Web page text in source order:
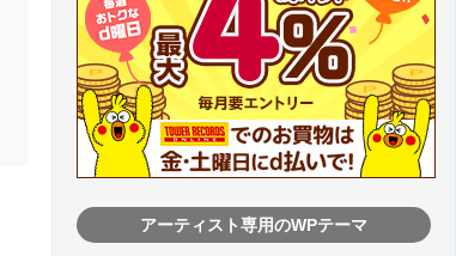
アーティスト専用のWPテーマ